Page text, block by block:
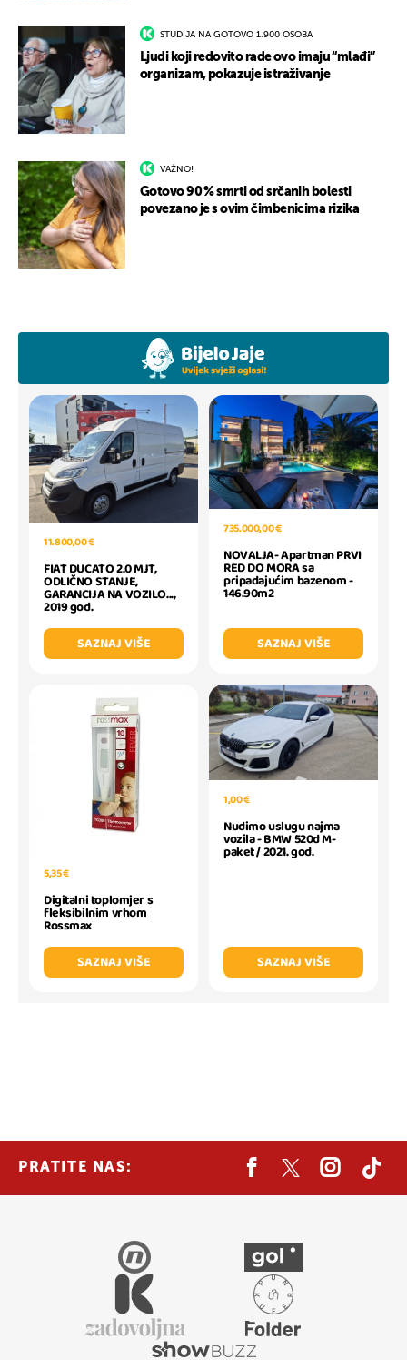
STUDIJA NA GOTOVO 1.900 OSOBA
Ljudi koji redovito rade ovo imaju “mlađi”
organizam, pokazuje istraživanje
VAŽNO!
Gotovo 90 % smrti od srčanih bolesti
povezano je s ovim čimbenicima rizika
11.800,00 €
FIAT DUCATO 2.0 MJT,
ODLIČNO STANJE,
GARANCIJA NA VOZILO...,
2019 god.
SAZNAJ VIŠE
735.000,00 €
NOVALJA- Apartman PRVI
RED DO MORA sa
pripadajućim bazenom -
146.90m2
SAZNAJ VIŠE
5,35 €
Digitalni toplomjer s
fleksibilnim vrhom
Rossmax
SAZNAJ VIŠE
1,00 €
Nudimo uslugu najma
vozila - BMW 520d M-
paket / 2021. god.
SAZNAJ VIŠE
PRATITE NAS: